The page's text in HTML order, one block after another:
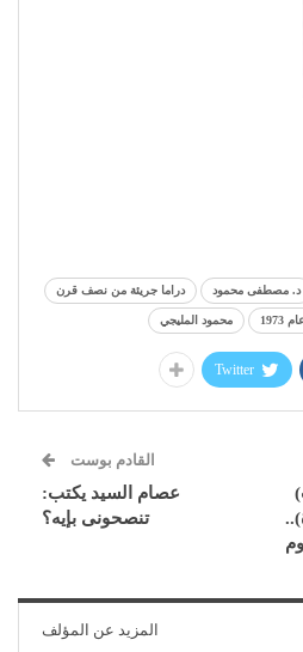
د. مصطفى محمود دراما جريئة من نصف قرن
1973 محمود المليجي
Twitter
القادم بوست
عصام السيد يكتب:
تنصحونى بإيه؟
المزيد عن المؤلف